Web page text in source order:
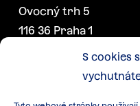
S cookies
Ovocný trh 5
116 36 Praha 1
DALŠÍ PROJEKTY SK RVŠ